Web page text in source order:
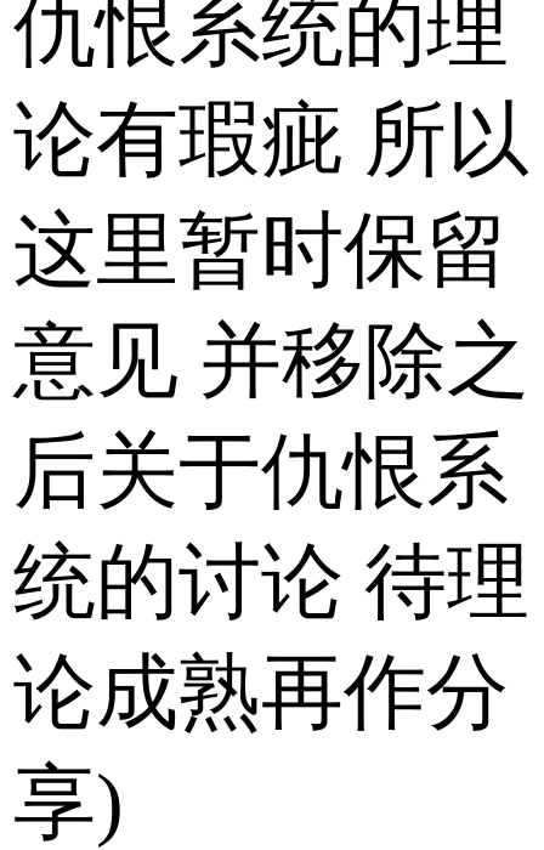
仇恨系统的理
论有瑕疵 所以
这里暂时保留
意见 并移除之
后关于仇恨系
统的讨论 待理
论成熟再作分
享)